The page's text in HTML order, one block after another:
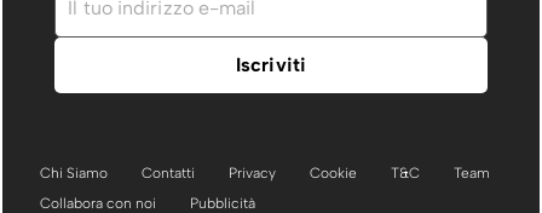
Chi Siamo Contatti Privacy Cookie T&C
Team
Collabora con noi
Pubblicità